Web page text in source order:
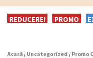
REDUCERE! PROMO
Acasă/ Uncategorized / Promo